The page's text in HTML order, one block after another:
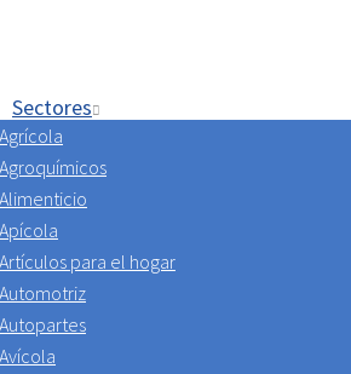
Sectores
Agrícola
Agroquímicos
Alimenticio
Apícola
Artículos para el hogar
Automotriz
Autopartes
Avícola